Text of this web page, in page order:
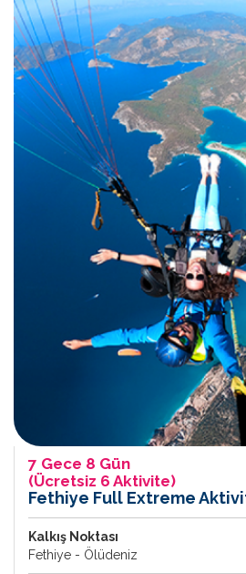
7 Gece 8 Gün
(Ücretsiz 6 Aktivite)
Fethiye Full Extreme
Kalkış Noktası
Fethiye - Ölüdeniz